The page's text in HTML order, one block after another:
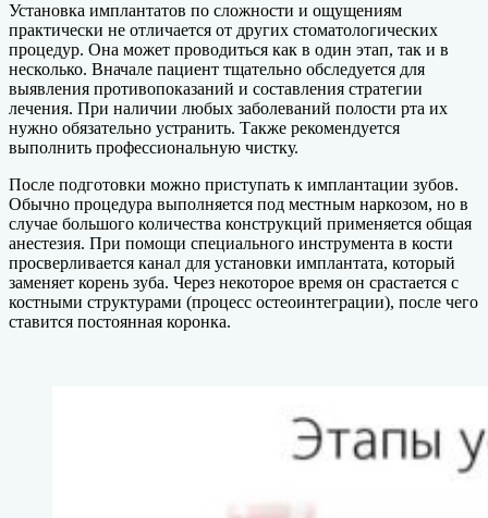
Установка имплантатов по сложности и ощущениям
практически не отличается от других стоматологических
процедур. Она может проводиться как в один этап, так и в
несколько. Вначале пациент тщательно обследуется для
выявления противопоказаний и составления стратегии
лечения. При наличии любых заболеваний полости рта их
нужно обязательно устранить. Также рекомендуется
выполнить профессиональную чистку.
После подготовки можно приступать к имплантации зубов.
Обычно процедура выполняется под местным наркозом, но в
случае большого количества конструкций применяется общая
анестезия. При помощи специального инструмента в кости
просверливается канал для установки имплантата, который
заменяет корень зуба. Через некоторое время он срастается с
костными структурами (процесс остеоинтеграции), после чего
ставится постоянная коронка.